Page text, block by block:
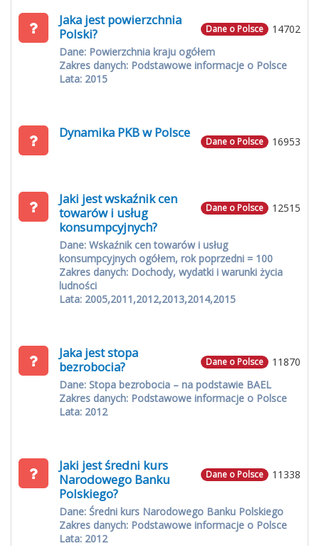
14702
Dane o Polsce
Jaka jest powierzchnia
Polski?
Dane: Powierzchnia kraju ogółem
Zakres danych: Podstawowe informacje o Polsce
Lata: 2015
16953
Dane o Polsce
Dynamika PKB w Polsce
12515
Dane o Polsce
Jaki jest wskaźnik cen
towarów i usług
konsumpcyjnych?
Dane: Wskaźnik cen towarów i usług
konsumpcyjnych ogółem, rok poprzedni = 100
Zakres danych: Dochody, wydatki i warunki życia
ludności
Lata: 2005,2011,2012,2013,2014,2015
11870
Dane o Polsce
Jaka jest stopa
bezrobocia?
Dane: Stopa bezrobocia – na podstawie BAEL
Zakres danych: Podstawowe informacje o Polsce
Lata: 2012
11338
Dane o Polsce
Jaki jest średni kurs
Narodowego Banku
Polskiego?
Dane: Średni kurs Narodowego Banku Polskiego
Zakres danych: Podstawowe informacje o Polsce
Lata: 2012